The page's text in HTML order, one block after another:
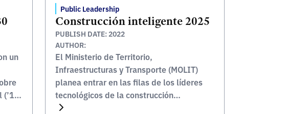
un
Public Leadership
Construcción inteligente 2025
PUBLISH DATE: 2022
AUTHOR:
El Ministerio de Territorio,
Infraestructuras y Transporte (MOLIT)
planea entrar en las filas de los líderes
tecnológicos de la construcción
inteligente asegurándose un paquete